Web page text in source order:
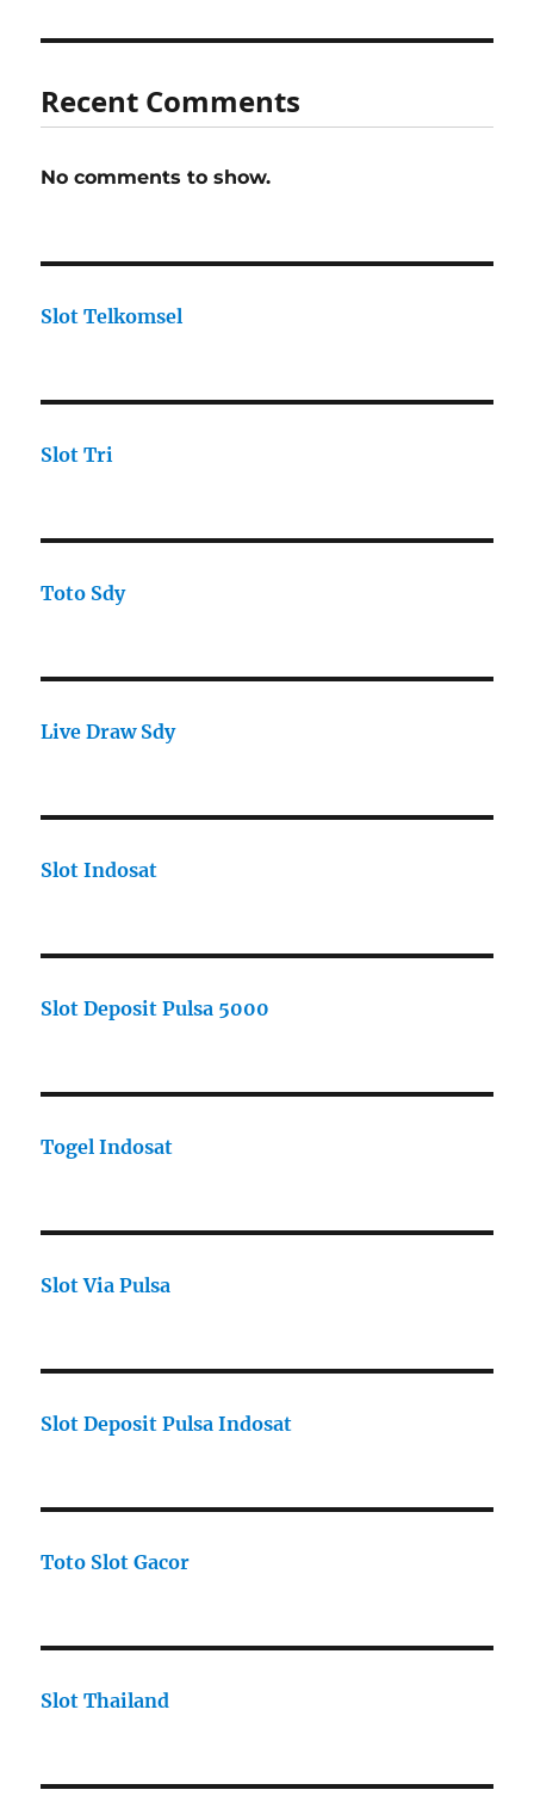
Recent Comments
No comments to show.
Slot Telkomsel
Slot Tri
Toto Sdy
Live Draw Sdy
Slot Indosat
Slot Deposit Pulsa 5000
Togel Indosat
Slot Via Pulsa
Slot Deposit Pulsa Indosat
Toto Slot Gacor
Slot Thailand